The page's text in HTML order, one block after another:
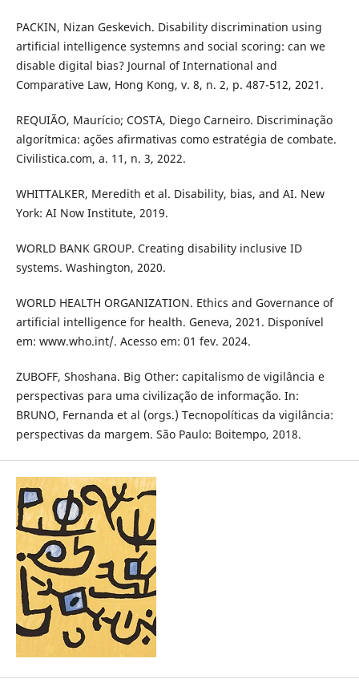
PACKIN, Nizan Geskevich. Disability discrimination using
artificial intelligence systemns and social scoring: can we
disable digital bias? Journal of International and
Comparative Law, Hong Kong, v. 8, n. 2, p. 487-512, 2021.
REQUIÃO, Maurício; COSTA, Diego Carneiro. Discriminação
algorítmica: ações afirmativas como estratégia de combate.
Civilistica.com, a. 11, n. 3, 2022.
WHITTALKER, Meredith et al. Disability, bias, and AI. New
York: AI Now Institute, 2019.
WORLD BANK GROUP. Creating disability inclusive ID
systems. Washington, 2020.
WORLD HEALTH ORGANIZATION. Ethics and Governance of
artificial intelligence for health. Geneva, 2021. Disponível
em: www.who.int/. Acesso em: 01 fev. 2024.
ZUBOFF, Shoshana. Big Other: capitalismo de vigilância e
perspectivas para uma civilização de informação. In:
BRUNO, Fernanda et al (orgs.) Tecnopolíticas da vigilância:
perspectivas da margem. São Paulo: Boitempo, 2018.